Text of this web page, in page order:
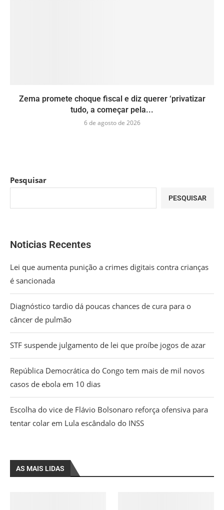
Zema promete choque fiscal e diz querer ‘privatizar
tudo, a começar pela...
6 de agosto de 2026
Pesquisar
PESQUISAR
Noticias Recentes
Lei que aumenta punição a crimes digitais contra crianças
é sancionada
Diagnóstico tardio dá poucas chances de cura para o
câncer de pulmão
STF suspende julgamento de lei que proíbe jogos de azar
República Democrática do Congo tem mais de mil novos
casos de ebola em 10 dias
Escolha do vice de Flávio Bolsonaro reforça ofensiva para
tentar colar em Lula escândalo do INSS
AS MAIS LIDAS